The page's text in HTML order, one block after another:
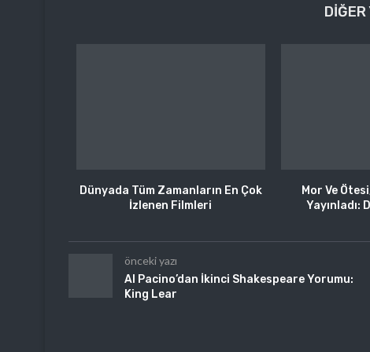
Dünyada Tüm Zamanların En Çok
İzlenen Filmleri
Mor Ve
Yayınladı:
önceki yazı
Al Pacino’dan İkinci Shakespeare Yorumu:
King Lear